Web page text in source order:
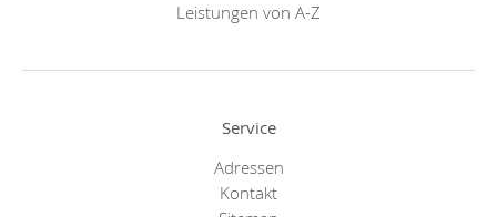
Leistungen von A-Z
Service
Adressen
Kontakt